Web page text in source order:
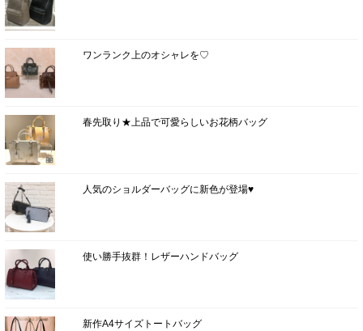
ワンランク上のオシャレを♡
春先取り★上品で可愛らしいお花柄バッグ
人気のショルダーバッグに新色が登場♥
使い勝手抜群！レザーハンドバッグ
新作A4サイズトートバッグ